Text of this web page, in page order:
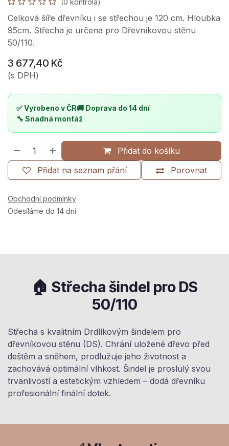
Celková šíře dřevníku i se střechou je 120 cm. Hloubka
95cm. Střecha je určena pro Dřevníkovou stěnu
50/110.
3 677,40 Kč
(s DPH)
✅ Vyrobeno v ČR🚚 Doprava do 14 dní
🔧 Snadná montáž
Přidat do košíku
Porovnat
Přidat na seznam přání
Obchodní podmínky
Odesíláme do 14 dní
🏠 Střecha šindel pro DS
50/110
Střecha s kvalitním Drdlíkovým šindelem pro
dřevníkovou stěnu (DS). Chrání uložené dřevo před
deštěm a sněhem, prodlužuje jeho životnost a
zachovává optimální vlhkost. Šindel je proslulý svou
trvanlivostí a estetickým vzhledem – dodá dřevníku
profesionální finální dotek.